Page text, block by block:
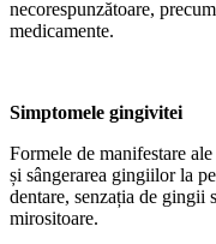
necorespunzătoare,
medicamente.
Simptomele gingivitei
Formele de manifestare
și sângerarea gingiilor la
dentare, senzația de gingii
mirositoare.